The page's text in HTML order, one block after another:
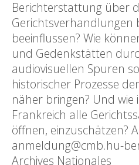
Berichterstattung über
Gerichtsverhandlungen
beeinflussen? Wie
und Gedenkstätten
audiovisuellen Spuren
historischer Prozesse
näher bringen? Und wie
Frankreich alle
öffnen, einzuschätzen?
anmeldung@cmb.hu-
Archives Nationales